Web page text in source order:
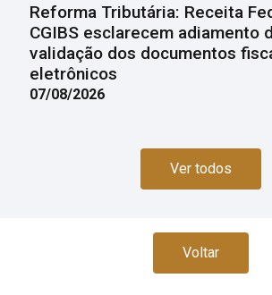
Reforma Tributária: Receita
CGIBS esclarecem adiamento
validação dos documentos
eletrônicos
07/08/2026
Ver todos
Voltar